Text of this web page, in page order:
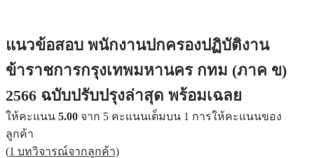
แนวข้อสอบ พนักงานปกครองปฏิบัติงาน
ข้าราชการกรุงเทพมหานคร กทม (ภาค ข)
2566 ฉบับปรับปรุงล่าสุด พร้อมเฉลย
ให้คะแนน 5.00 จาก 5 คะแนนเต็มบน 1 การให้คะแนนของ
ลูกค้า
(1 บทวิจารณ์จากลูกค้า)